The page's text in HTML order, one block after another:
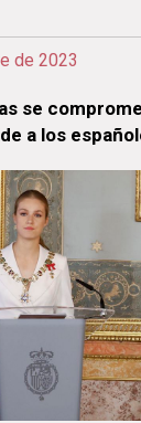
de 2023
se
a los